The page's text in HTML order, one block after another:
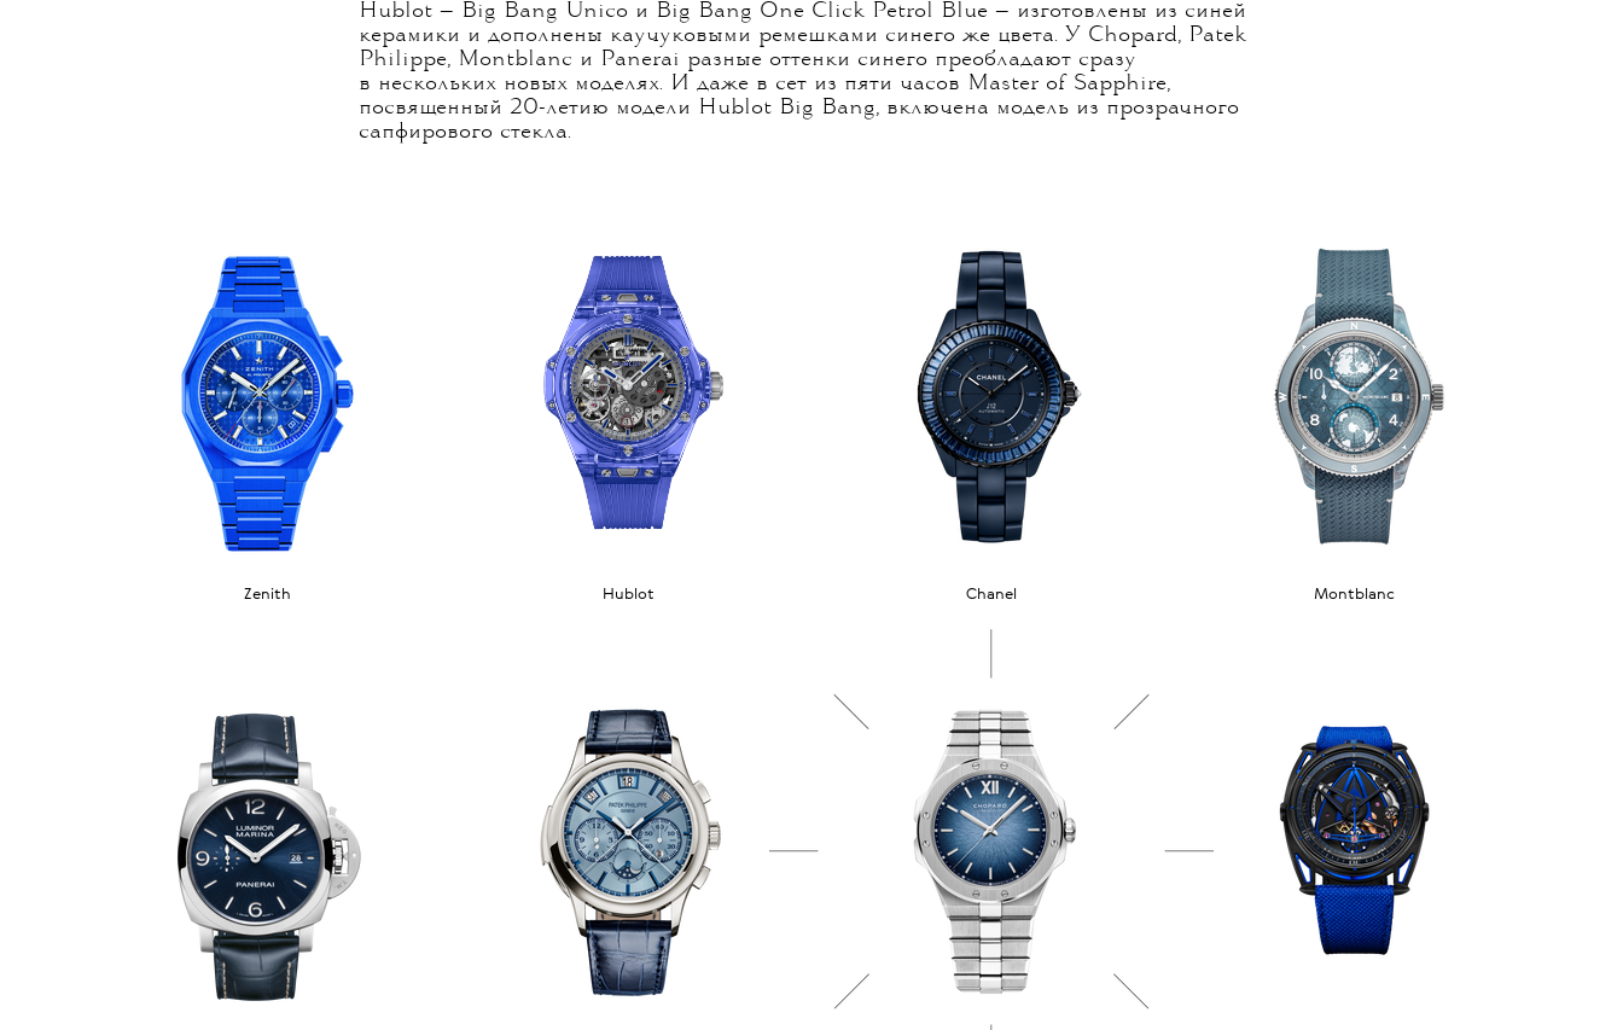
Hublot — Big Bang Unico и Big Bang One Click Petrol Blue — изготовлены из синей
керамики и дополнены каучуковыми ремешками синего же цвета. У Chopard, Patek
Philippe, Montblanc и Panerai разные оттенки синего преобладают сразу
в нескольких новых моделях. И даже в сет из пяти часов Master of Sapphire,
посвященный 20-летию модели Hublot Big Bang, включена модель из прозрачного
сапфирового стекла.
Zenith Hublot Chanel Montblanc